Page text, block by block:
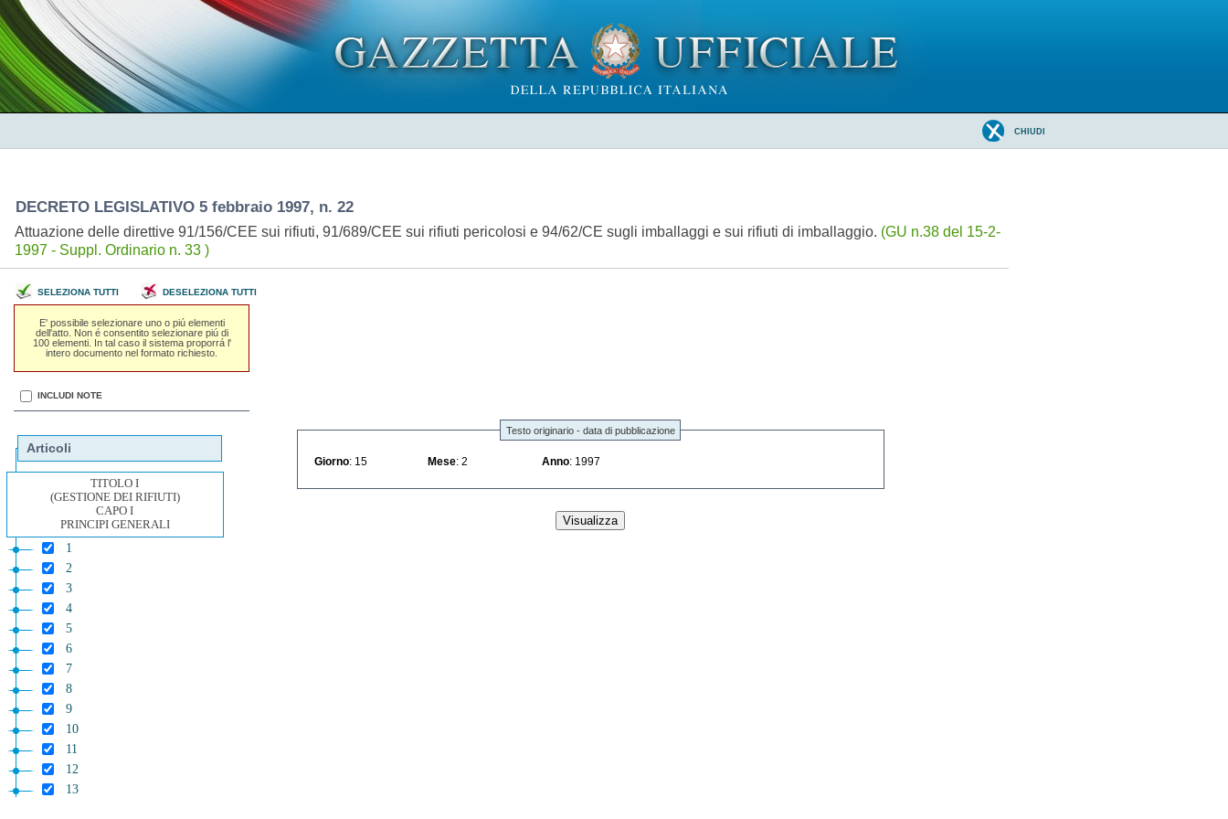
CHIUDI
DECRETO LEGISLATIVO 5 febbraio 1997, n. 22
Attuazione delle direttive 91/156/CEE sui rifiuti, 91/689/CEE sui rifiuti pericolosi e 94/62/CE sugli imballaggi e sui rifiuti di imballaggio. (GU n.38 del 15-2-
1997 - Suppl. Ordinario n. 33 )
SELEZIONA TUTTI DESELEZIONA TUTTI
E' possibile selezionare uno o piú elementi
dell'atto. Non é consentito selezionare piú di
100 elementi. In tal caso il sistema proporrá l'
intero documento nel formato richiesto.
INCLUDI NOTE
Articoli
TITOLO I
(GESTIONE DEI RIFIUTI)
CAPO I
PRINCIPI GENERALI
1
2
3
4
5
6
7
8
9
10
11
12
13
Testo originario - data di pubblicazione
Giorno : 15 Mese : 2 Anno : 1997